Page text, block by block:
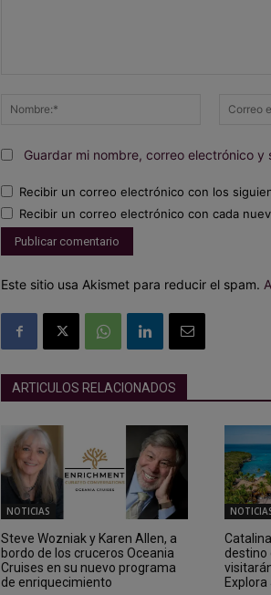
Nombre:*
Guardar mi nombre, correo electrónico
Recibir un correo electrónico con los
Recibir un correo electrónico con cada
Este sitio usa Akismet para reducir el spam.
ARTICULOS RELACIONADOS
NOTICIAS
Steve Wozniak y Karen Allen, a
bordo de los cruceros Oceania
Cruises en su nuevo programa
de enriquecimiento
destino